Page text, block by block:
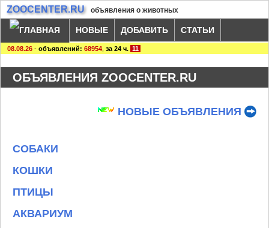
ZOOCENTER.RU объявления о животных
НОВЫЕ ДОБАВИТЬ СТАТЬИ
08.08.26 - объявлений: 68954 за 24 ч. 11
ОБЪЯВЛЕНИЯ ZOOCENTER.RU
НОВЫЕ ОБЪЯВЛЕНИЯ
СОБАКИ
КОШКИ
ПТИЦЫ
АКВАРИУМ